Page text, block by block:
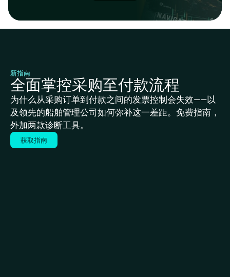
新指南
全面掌控采购至付款流程
为什么从采购订单到付款之间的发票控制会失效——以
及领先的船舶管理公司如何弥补这一差距。免费指南，
外加两款诊断工具。
获取指南